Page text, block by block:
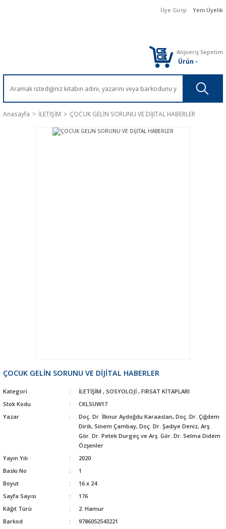
Üye Girişi Yeni Üyelik
Alışveriş Sepetim
Ürün -
Anasayfa İLETİŞİM ÇOCUK GELİN SORUNU VE DİJİTAL HABERLER
ÇOCUK GELİN SORUNU VE DİJİTAL HABERLER
Kategori İLETİŞİM , SOSYOLOJİ , FIRSAT KİTAPLARI
Stok Kodu
CKLSUW17
Yazar
Doç. Dr. İlknur Aydoğdu Karaaslan, Doç. Dr. Çiğdem
Dirik, Sinem Çambay, Doç. Dr. Şadiye Deniz, Arş.
Gör. Dr. Petek Durgeç ve Arş. Gör. Dr. Selma Didem
Özşenler
Yayın Yılı
2020
Baskı No
1
Boyut
16 x 24
Sayfa Sayısı
176
Kâğıt Türü
2. Hamur
Barkod
9786052543221